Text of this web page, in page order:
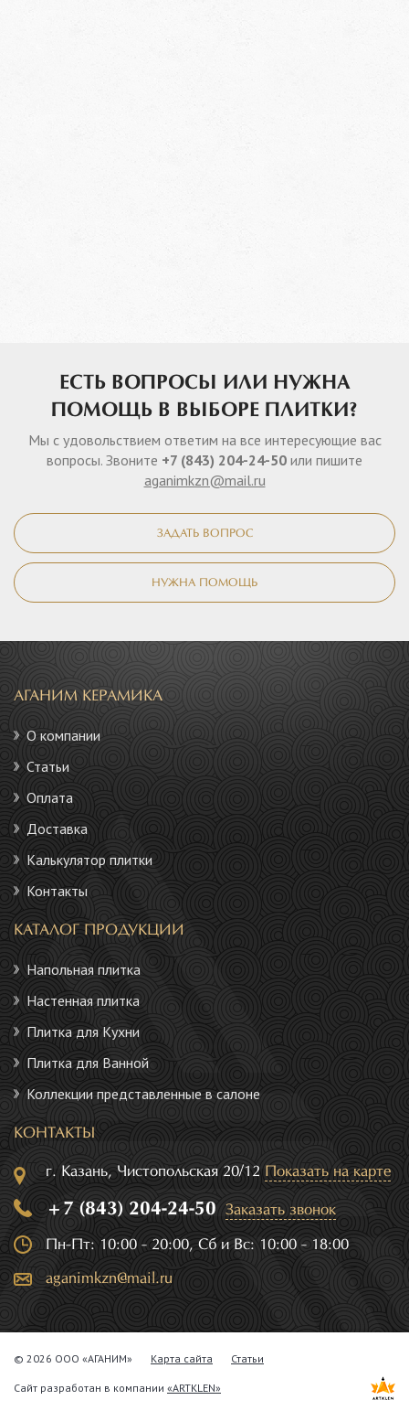
ЕСТЬ ВОПРОСЫ ИЛИ НУЖНА
ПОМОЩЬ В ВЫБОРЕ ПЛИТКИ?
Мы с удовольствием ответим на все интересующие вас
вопросы. Звоните +7 (843) 204-24-50 или пишите
aganimkzn@mail.ru
ЗАДАТЬ ВОПРОС
НУЖНА ПОМОЩЬ
АГАНИМ КЕРАМИКА
О компании
Статьи
Оплата
Доставка
Калькулятор плитки
Контакты
КАТАЛОГ ПРОДУКЦИИ
Напольная плитка
Настенная плитка
Плитка для Кухни
Плитка для Ванной
Коллекции представленные в салоне
КОНТАКТЫ
г. Казань, Чистопольская 20/12 Показать на карте
+7 (843) 204-24-50 Заказать звонок
Пн-Пт: 10:00 - 20:00, Сб и Вс: 10:00 - 18:00
aganimkzn@mail.ru
© 2026 ООО «АГАНИМ» Карта сайта Статьи
Сайт разработан в компании «ARTKLEN»